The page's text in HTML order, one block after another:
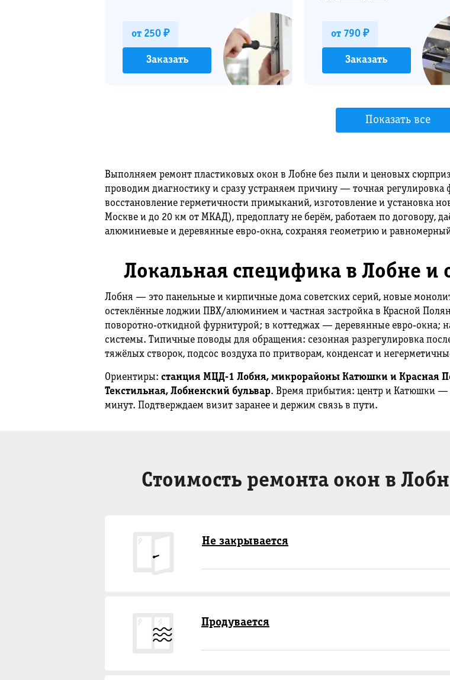
от 250 ₽
Заказать
от 790 ₽
Заказать
Показать все
Выполняем ремонт пластиковых окон в Лобне без пыли и ценовых
проводим диагностику и сразу устраняем причину — точная регулировка
восстановление герметичности примыканий, изготовление и установка
Москве и до 20 км от МКАД), предоплату не берём, работаем по договору,
алюминиевые и деревянные евро‑окна, сохраняя геометрию и
Локальная специфика в Лобне и
Лобня — это панельные и кирпичные дома советских серий, новые
остеклённые лоджии ПВХ/алюминием и частная застройка в Красной
поворотно‑откидной фурнитурой; в коттеджах — деревянные
системы. Типичные поводы для обращения: сезонная разрегулировка
тяжёлых створок, подсос воздуха по притворам, конденсат и
Ориентиры: станция МЦД‑1 Лобня, микрорайоны Катюшки и Красная
Текстильная, Лобненский бульвар. Время прибытия: центр и Катюшки
минут. Подтверждаем визит заранее и держим связь в пути.
Стоимость ремонта окон в
Не закрывается
Продувается